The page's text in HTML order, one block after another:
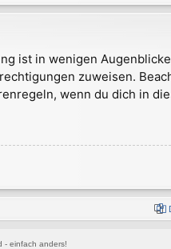
ist in wenigen
zuweisen.
wenn du dich in
- einfach anders!